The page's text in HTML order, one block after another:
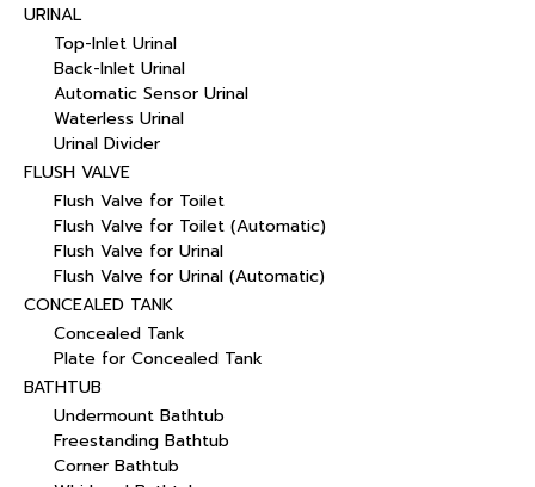
URINAL
Top-Inlet Urinal
Back-Inlet Urinal
Automatic Sensor Urinal
Waterless Urinal
Urinal Divider
FLUSH VALVE
Flush Valve for Toilet
Flush Valve for Toilet (Automatic)
Flush Valve for Urinal
Flush Valve for Urinal (Automatic)
CONCEALED TANK
Concealed Tank
Plate for Concealed Tank
BATHTUB
Undermount Bathtub
Freestanding Bathtub
Corner Bathtub